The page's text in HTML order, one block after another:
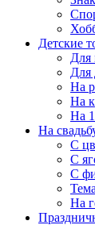
Детские
Для
Для
На
На
На
На
С
С
С
На